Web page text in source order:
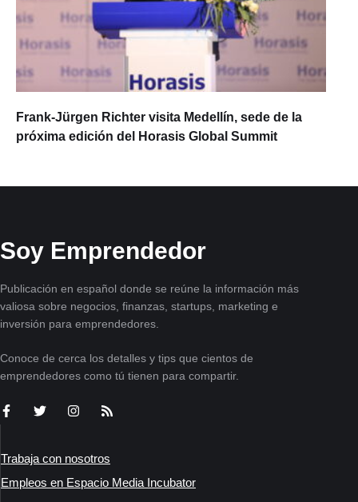
Frank-Jürgen Richter visita Medellín, sede de la
próxima edición del Horasis Global Summit
Soy Emprendedor
Publicación en español donde se reúne la información más
valiosa sobre negocios, finanzas, startups, marketing e
inversión para emprendedores.
Conoce de cerca los detalles y tips que cientos de
emprendedores como tú tienen para compartir.
Trabaja con nosotros
Empleos en Espacio Media Incubator